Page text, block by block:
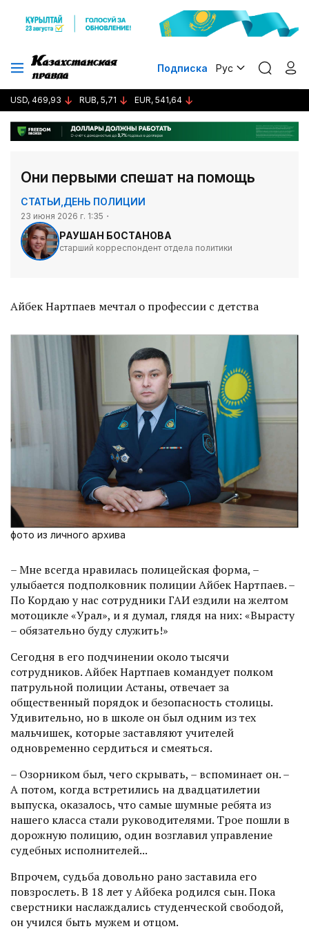
Подписка Рус
USD, 469,93 RUB, 5,71 EUR, 541,64
Они первыми спешат на помощь
СТАТЬИ ДЕНЬ ПОЛИЦИИ
23 июня 2026 г. 1:35
РАУШАН БОСТАНОВА
старший корреспондент отдела политики
Айбек Нартпаев мечтал о профессии с детства
фото из личного архива
– Мне всегда нравилась полицейская форма, –
улыбается подполковник полиции Айбек Нартпаев. –
По Кордаю у нас сотрудники ГАИ ездили на желтом
мотоцикле «Урал», и я думал, глядя на них: «Вырасту
– обязательно буду служить!»
Сегодня в его подчинении около тысячи
сотрудников. Айбек Нартпаев коман­дует полком
патрульной полиции ­Астаны, отвечает за
общественный порядок и безопасность столицы.
Удивительно, но в школе он был одним из тех
мальчишек, которые заставляют учителей
одновременно сердиться и смеяться.
– Озорником был, чего скрывать, – вспоминает он. –
А потом, когда встретились на двадцатилетии
выпуска, оказалось, что самые шумные ребята из
нашего класса стали руководителями. Трое пошли в
дорожную полицию, один возглавил управление
судебных исполнителей...
Впрочем, судьба довольно рано заставила его
повзрослеть. В 18 лет у Айбека родился сын. Пока
сверстники наслаж­дались студенческой свободой,
он учился быть мужем и отцом.